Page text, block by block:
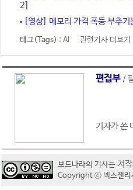
2]
[영상] 메모리 가격 폭등 부추
태그(Tags) : AI 관련기사 더보기
편집부 /
기자가 쓴
보드나라의 기사는 저
Copyright ⓒ 넥스젠리